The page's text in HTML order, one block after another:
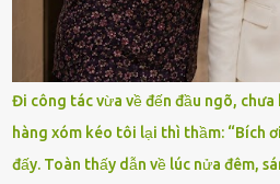
Đi công tác vừa về đến đầu ngõ,
hàng xóm kéo tôi lại thì thầm: “Bích
đấy. Toàn thấy dẫn về lúc nửa đêm,